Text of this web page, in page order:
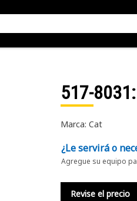
517-8031
Marca: Cat
¿Le servirá o
Agregue su equipo
Revise el precio